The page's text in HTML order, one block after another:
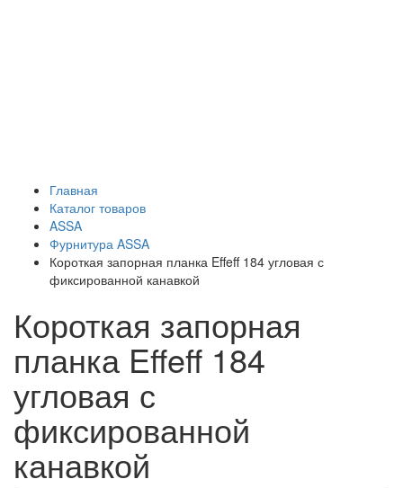
Главная
Каталог товаров
ASSA
Фурнитура ASSA
Короткая запорная планка Effeff 184 угловая с
фиксированной канавкой
Короткая запорная
планка Effeff 184
угловая с
фиксированной
канавкой